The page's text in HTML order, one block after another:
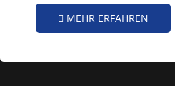
MEHR ERFAHREN